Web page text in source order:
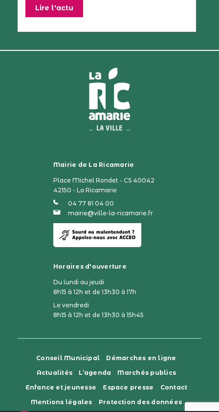
Lire l'actu
Mairie de La Ricamarie
Place Michel Rondet - CS 40042
42150 - La Ricamarie
04 77 81 04 00
mairie@ville-la-ricamarie.fr
Horaires d'ouverture
Du lundi au jeudi
8h15 à 12h et de 13h30 à 17h
Le vendredi
8h15 à 12h et de 13h30 à 15h45
Conseil Municipal
Démarches en ligne
Actualités
L’agenda
Marchés publics
Enfance et jeunesse
Espace presse
Contact
Mentions légales
Protection des données